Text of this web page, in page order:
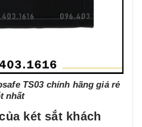
TS03 chính hãng giá rẻ
nhất
két sắt khách